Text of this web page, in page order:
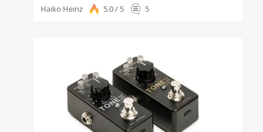
Haiko Heinz 5.0 / 5 5